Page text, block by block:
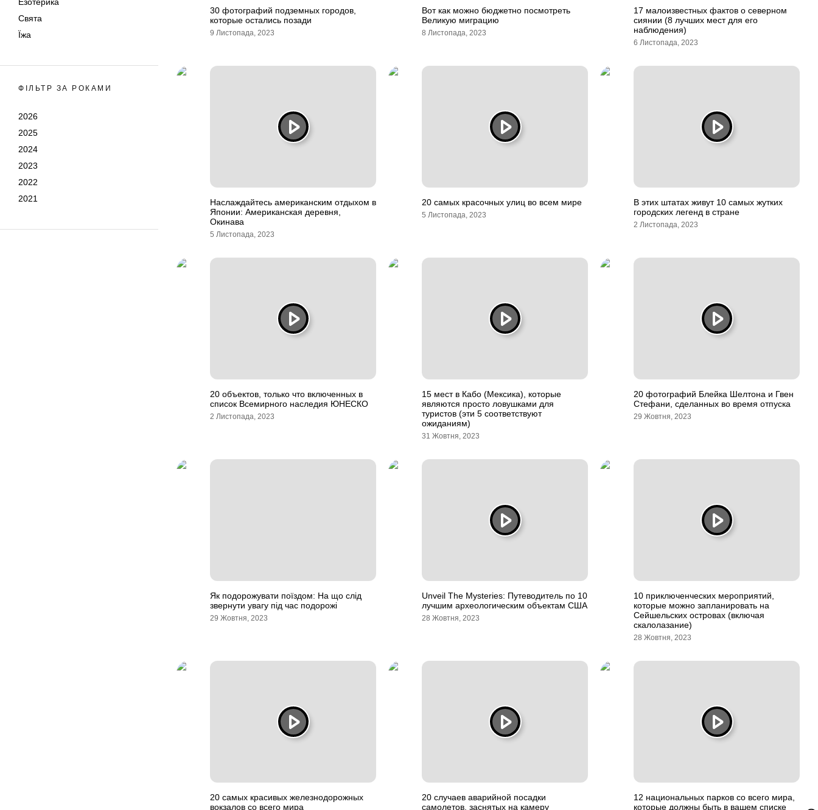
Свята
Їжа
ФІЛЬТР ЗА РОКАМИ
2026
2025
2024
2023
2022
2021
30 фотографий подземных городов,
которые остались позади
9 Листопада, 2023
Вот как можно бюджетно посмотреть
Великую миграцию
8 Листопада, 2023
17 малоизвестных фактов о северном
сиянии (8 лучших мест для его
наблюдения)
6 Листопада, 2023
Наслаждайтесь американским отдыхом в
Японии: Американская деревня,
Окинава
5 Листопада, 2023
20 самых красочных улиц во всем мире
5 Листопада, 2023
В этих штатах живут 10 самых жутких
городских легенд в стране
2 Листопада, 2023
20 объектов, только что включенных в
список Всемирного наследия ЮНЕСКО
2 Листопада, 2023
15 мест в Кабо (Мексика), которые
являются просто ловушками для
туристов (эти 5 соответствуют
ожиданиям)
31 Жовтня, 2023
20 фотографий Блейка Шелтона и Гвен
Стефани, сделанных во время отпуска
29 Жовтня, 2023
Як подорожувати поїздом: На що слід
звернути увагу під час подорожі
29 Жовтня, 2023
Unveil The Mysteries: Путеводитель по 10
лучшим археологическим объектам США
28 Жовтня, 2023
10 приключенческих мероприятий,
которые можно запланировать на
Сейшельских островах (включая
скалолазание)
28 Жовтня, 2023
20 самых красивых железнодорожных
вокзалов со всего мира
20 случаев аварийной посадки
самолетов, заснятых на камеру
12 национальных парков со всего мира,
которые должны быть в вашем списке